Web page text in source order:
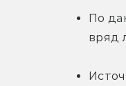
По
вряд